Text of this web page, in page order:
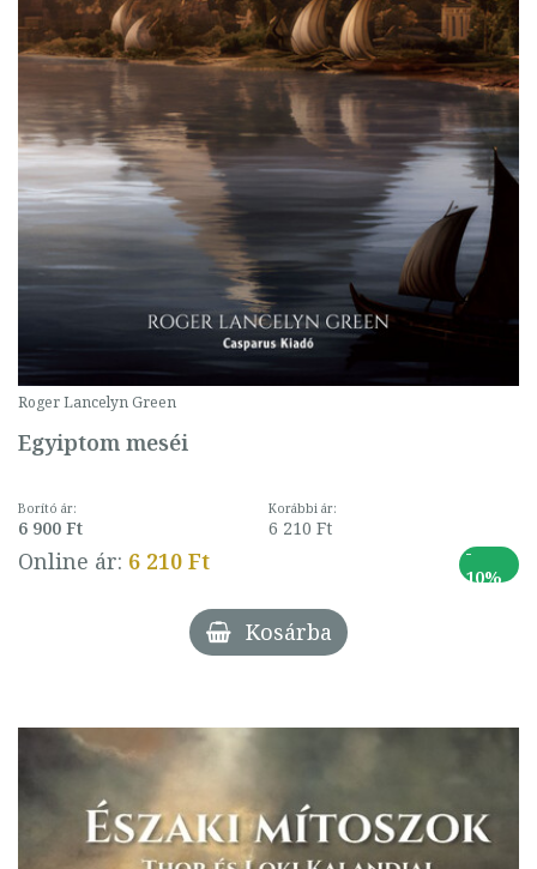
Roger Lancelyn Green
Egyiptom meséi
Borító ár:
6 900 Ft
Korábbi ár:
6 210 Ft
Online ár: 6 210 Ft
-
10%
Kosárba